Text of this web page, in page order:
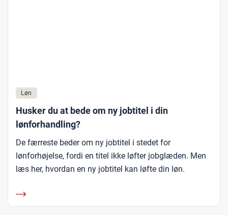
Løn
Husker du at bede om ny jobtitel i din
lønforhandling?
De færreste beder om ny jobtitel i stedet for
lønforhøjelse, fordi en titel ikke løfter jobglæden. Men
læs her, hvordan en ny jobtitel kan løfte din løn.